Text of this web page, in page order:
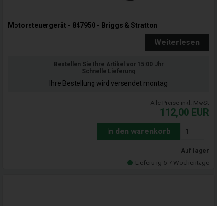
Motorsteuergerät - 847950 - Briggs & Stratton
Weiterlesen
Bestellen Sie Ihre Artikel vor 15:00 Uhr
Schnelle Lieferung
Ihre Bestellung wird versendet montag
Alle Preise inkl. MwSt
112,00 EUR
In den warenkorb
Auf lager
Lieferung 5-7 Wochentage